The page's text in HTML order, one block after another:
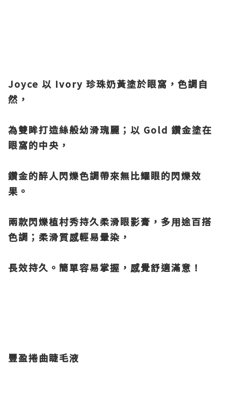
Joyce 以 Ivory 珍珠奶黃塗於眼窩，色調自
然，
為雙眸打造絲般幼滑瑰麗； 以 Gold 鑽金塗在
眼窩的中央，
鑽金的醉人閃爍色調帶來無比耀眼的閃爍效
果。
兩款閃爍植村秀持久柔滑眼影膏，多用途百搭
色調；柔滑質感輕易暈染，
長效持久。簡單容易掌握，感覺舒適滿意！
豐盈捲曲睫毛液